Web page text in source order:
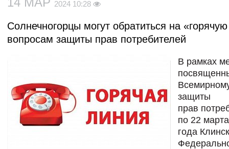
2024 10:28
Солнечногорцы могут обратиться на
вопросам защиты прав потребителей
В рамках
защиты
прав
по 22
года